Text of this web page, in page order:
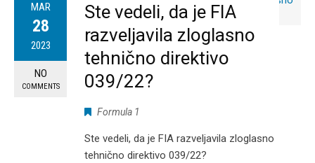
MAR
28
2023
NO
COMMENTS
Ste vedeli, da je FIA
razveljavila zloglasno
tehnično direktivo
039/22?
Formula 1
Ste vedeli, da je FIA razveljavila zloglasno
tehnično direktivo 039/22?